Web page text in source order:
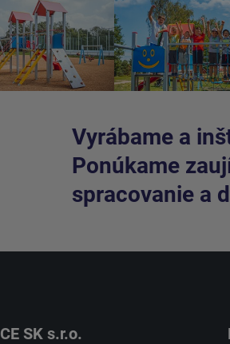
Vyrábame a
Ponúkame
spracovanie a
SK s.r.o.